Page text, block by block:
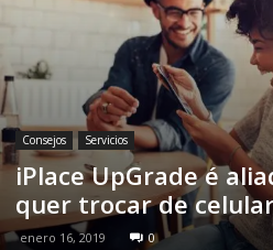
Consejos Servicios
iPlace UpGrade é
quer trocar de
enero 16, 2019 0